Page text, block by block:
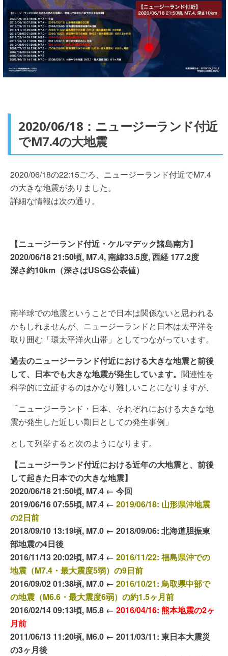
2020/06/18：ニュージーランド付近
でM7.4の大地震
2020/06/18の22:15ごろ、ニュージーランド付近でM7.4
の大きな地震がありました。
詳細な情報は次の通り。
【ニュージーランド付近・ケルマデック諸島南方】
2020/06/18 21:50頃, M7.4, 南緯33.5度, 西経 177.2度
深さ約10km（深さはUSGS公表値）
南半球での地震ということで日本は関係ないと思われる
かもしれませんが、ニュージーランドと日本は太平洋を
取り囲む「環太平洋火山帯」としてつながっています。
過去のニュージーランド付近における大きな地震と前後
して、日本でも大きな地震が発生しています。 関連性を
科学的に立証するのはかなり難しいことになりますが、
「ニュージーランド・日本、それぞれにおける大きな地
震が発生した近しい期日としての発生事例」
として列挙すると次のようになります。
【ニュージーランド付近における近年の大地震と、前後
して起きた日本での大きな地震】
2020/06/18 21:50頃, M7.4 ← 今回
2019/06/16 07:55頃, M7.4 ← 2019/06/18: 山形県沖地震
の2日前
2018/09/10 13:19頃, M7.0 ← 2018/09/06: 北海道胆振東
部地震の4日後
2016/11/13 20:02頃, M7.4 ← 2016/11/22: 福島県沖での
地震（M7.4・最大震度5弱）の9日前
2016/09/02 01:38頃, M7.0 ← 2016/10/21: 鳥取県中部で
の地震（M6.6・最大震度6弱）の約1.5ヶ月前
2016/02/14 09:13頃, M5.8 ← 2016/04/16: 熊本地震の2ヶ
月前
2011/06/13 11:20頃, M6.0 ← 2011/03/11: 東日本大震災
の3ヶ月後